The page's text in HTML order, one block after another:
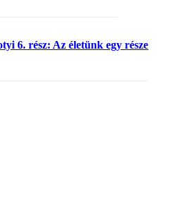
6. rész: Az életünk egy része